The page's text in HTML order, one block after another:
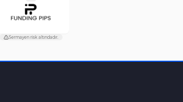
Sermayen risk altındadır.